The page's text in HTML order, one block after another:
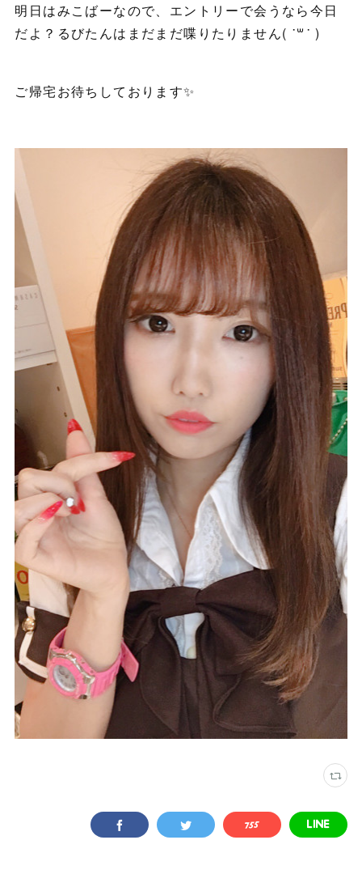
明日はみこばーなので、エントリーで会うなら今日
だよ？るびたんはまだまだ喋りたりません( ˙꒳​˙ )
ご帰宅お待ちしております✨